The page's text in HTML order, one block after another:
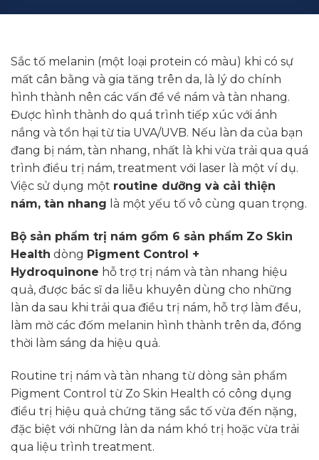
Sắc tố melanin (một loại protein có màu) khi có sự
mất cân bằng và gia tăng trên da, là lý do chính
hình thành nên các vấn đề về nám và tàn nhang.
Được hình thành do quá trình tiếp xúc với ánh
nắng và tổn hại từ tia UVA/UVB. Nếu làn da của bạn
đang bị nám, tàn nhang, nhất là khi vừa trải qua quá
trình điều trị nám, treatment với laser là một ví dụ.
Việc sử dụng một routine dưỡng và cải thiện
nám, tàn nhang là một yếu tố vô cùng quan trọng.
Bộ sản phẩm trị nám gồm 6 sản phẩm Zo Skin
Health dòng Pigment Control +
Hydroquinone hỗ trợ trị nám và tàn nhang hiệu
quả, được bác sĩ da liễu khuyên dùng cho những
làn da sau khi trải qua điều trị nám, hỗ trợ làm đều,
làm mờ các đốm melanin hình thành trên da, đồng
thời làm sáng da hiệu quả.
Routine trị nám và tàn nhang từ dòng sản phẩm
Pigment Control từ Zo Skin Health có công dụng
điều trị hiệu quả chứng tăng sắc tố vừa đến nặng,
đặc biệt với những làn da nám khó trị hoặc vừa trải
qua liệu trình treatment.